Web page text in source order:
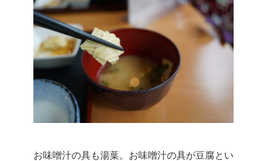
お味噌汁の具も湯葉。 お味噌汁の具が豆腐とい